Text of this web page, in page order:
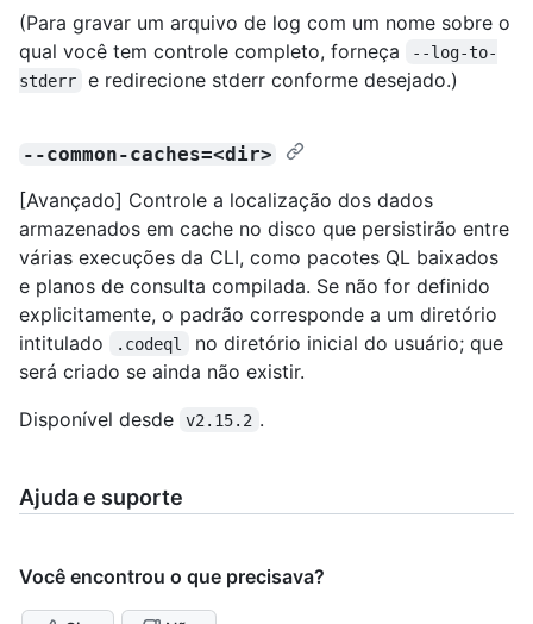
(Para gravar um arquivo de log com um nome sobre o
qual você tem controle completo, forneça
--log-to-
stderr
e redirecione stderr conforme desejado.)
--common-caches=<dir>
[Avançado] Controle a localização dos dados
armazenados em cache no disco que persistirão entre
várias execuções da CLI, como pacotes QL baixados
e planos de consulta compilada. Se não for definido
explicitamente, o padrão corresponde a um diretório
intitulado
.codeql
no diretório inicial do usuário; que
será criado se ainda não existir.
Disponível desde
v2.15.2 .
Ajuda e suporte
Você encontrou o que precisava?